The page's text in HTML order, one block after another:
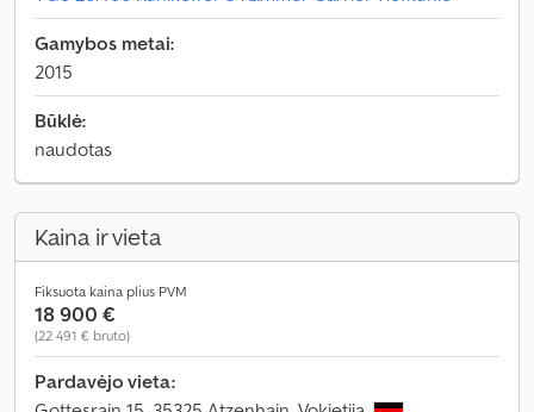
Gamybos metai:
2015
Būklė:
naudotas
Kaina ir vieta
Fiksuota kaina plius PVM
18 900 €
(22 491 € bruto)
Pardavėjo vieta: